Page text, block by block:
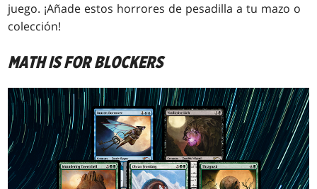
juego. ¡Añade estos horrores de pesadilla a tu mazo o
colección!
MATH IS FOR BLOCKERS